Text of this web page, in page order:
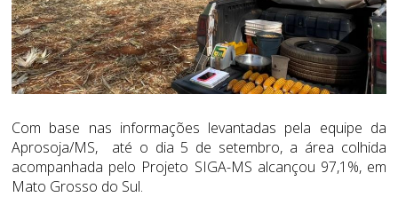
Com base nas informações levantadas pela equipe da
Aprosoja/MS, até o dia 5 de setembro, a área colhida
acompanhada pelo Projeto SIGA-MS alcançou 97,1%, em
Mato Grosso do Sul.